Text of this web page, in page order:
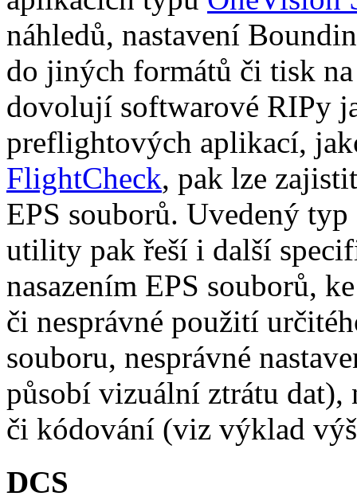
náhledů, nastavení
do jiných formátů či tisk
dovolují softwarové RIPy
preflightových aplikací,
FlightCheck, pak lze
EPS souborů. Uvedený
utility pak řeší i další
nasazením EPS souborů,
či nesprávné použití
souboru, nesprávné
působí vizuální ztrátu dat),
či kódování (viz výklad
DCS